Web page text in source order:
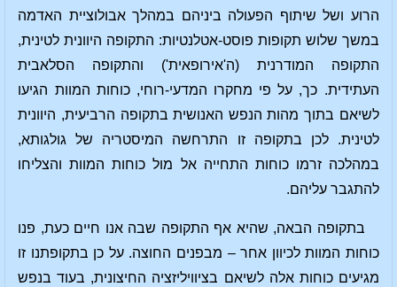
הרוע ושל שיתוף הפעולה ביניהם במהלך אבולוציית האדמה
במשך שלוש תקופות פוסט-אטלנטיות: התקופה היוונית לטינית,
התקופה המודרנית (ה'אירופאית') והתקופה הסלאבית
העתידית. כך, על פי מחקרו המדעי-רוחי, כוחות המוות הגיעו
לשיאם בתוך מהות הנפש האנושית בתקופה הרביעית, היוונית
לטינית. לכן בתקופה זו התרחשה המיסטריה של גולגותא,
במהלכה זרמו כוחות התחייה אל מול כוחות המוות והצליחו
להתגבר עליהם.
בתקופה הבאה, שהיא אף התקופה שבה אנו חיים כעת, פנו
כוחות המוות לכיוון אחר – מבפנים החוצה. על כן בתקופתנו זו
מגיעים כוחות אלה לשיאם בציוויליזציה החיצונית, בעוד בנפש